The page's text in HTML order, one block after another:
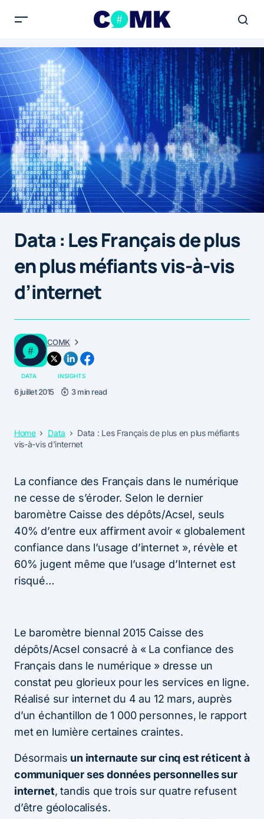
Data : Les Français de plus
en plus méfiants vis-à-vis
d’internet
COMK
DATA INSIGHTS
6 juillet 2015 3 min read
Home Data
Data : Les Français de plus en plus méfiants
vis-à-vis d’internet
La confiance des Français dans le numérique
ne cesse de s’éroder. Selon le dernier
baromètre Caisse des dépôts/Acsel, seuls
40% d’entre eux affirment avoir « globalement
confiance dans l’usage d’internet », révèle et
60% jugent même que l’usage d’Internet est
risqué…
Le baromètre biennal 2015 Caisse des
dépôts/Acsel consacré à « La confiance des
Français dans le numérique » dresse un
constat peu glorieux pour les services en ligne.
Réalisé sur internet du 4 au 12 mars, auprès
d’un échantillon de 1 000 personnes, le rapport
met en lumière certaines craintes.
Désormais un internaute sur cinq est réticent à
communiquer ses données personnelles sur
internet, tandis que trois sur quatre refusent
d’être géolocalisés.